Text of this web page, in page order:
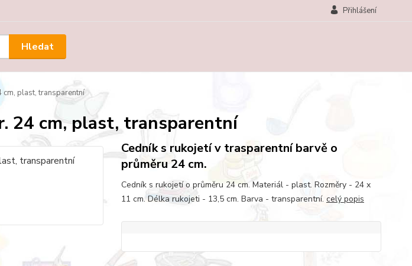
Přihlášení
Hledat
cm, plast, transparentní
24 cm, plast, transparentní
Cedník s rukojetí v trasparentní barvě o
průměru 24 cm.
Cedník s rukojetí o průměru 24 cm. Materiál - plast. Rozměry - 24 x
11 cm. Délka rukojeti - 13,5 cm. Barva - transparentní. celý popis